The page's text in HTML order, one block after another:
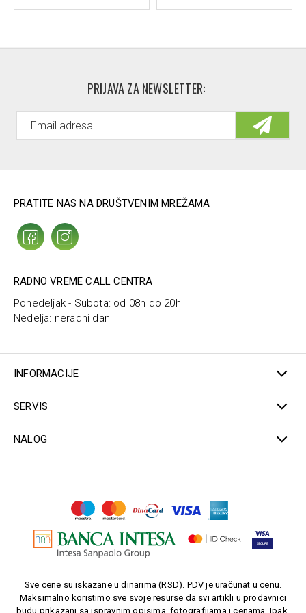
PRIJAVA ZA NEWSLETTER:
PRATITE NAS NA DRUŠTVENIM MREŽAMA
RADNO VREME CALL CENTRA
Ponedeljak - Subota: od 08h do 20h
Nedelja: neradni dan
INFORMACIJE
SERVIS
NALOG
Sve cene su iskazane u dinarima (RSD). PDV je uračunat u cenu.
Maksimalno koristimo sve svoje resurse da svi artikli u prodavnici
budu prikazani sa ispravnim opisima, fotografijama i cenama. Ipak,